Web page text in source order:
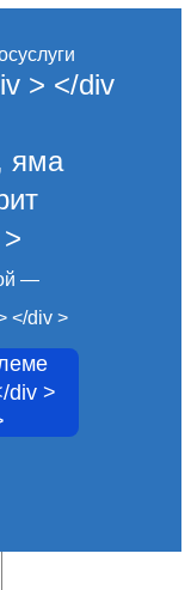
> </div
яма
—
</div >
div >